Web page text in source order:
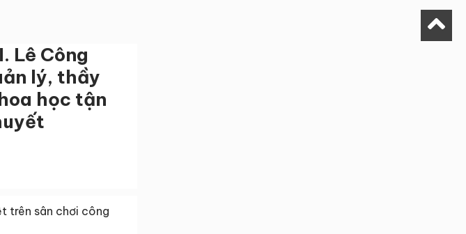
Lê Công
lý, thầy
học tận
trên sân chơi công